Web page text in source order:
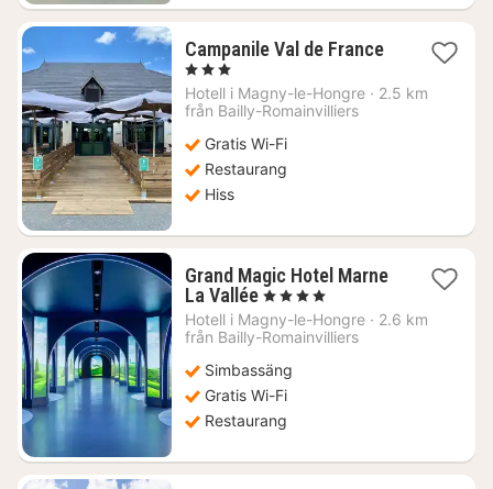
Campanile Val de France1
från
, 3 Stjärnor
Hotell i Magny-le-Hongre · 2.5 km
från Bailly-Romainvilliers
Gratis Wi-Fi
Restaurang
Hiss
Grand Magic Hotel Marne
La Vallée1
natt
från
kr.
, 4 Stjärnor
Hotell i Magny-le-Hongre · 2.6 km
från Bailly-Romainvilliers
Simbassäng
Gratis Wi-Fi
Restaurang